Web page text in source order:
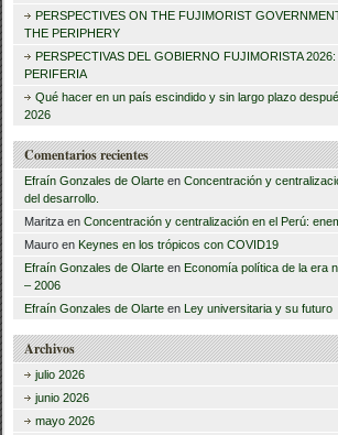
a
:
PERSPECTIVES ON THE FUJIMORIST
THE PERIPHERY
PERSPECTIVAS DEL GOBIERNO FUJIMORISTA
PERIFERIA
Qué hacer en un país escindido y sin largo plazo
2026
Comentarios recientes
Efraín Gonzales de Olarte enConcentración y
del desarrollo.
Maritza enConcentración y centralización en el Perú:
Mauro en Keynes en los trópicos con COVID19
Efraín Gonzales de Olarte en Economía política de la era
– 2006
Efraín Gonzales de Olarte en Ley universitaria y su futuro
Archivos
julio 2026
junio 2026
mayo 2026